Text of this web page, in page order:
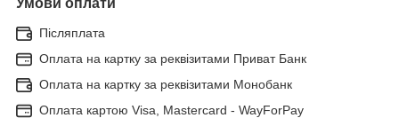
Післяплата
Оплата на картку за реквізитами Приват Банк
Оплата на картку за реквізитами Монобанк
Оплата картою Visa, Mastercard - WayForPay